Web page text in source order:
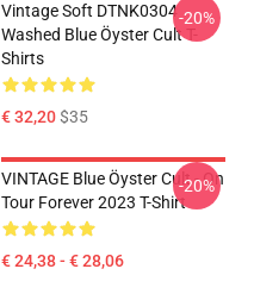
Vintage Soft DTNK0304
Washed Blue Öyster Cult T-
Shirts
€ 32,20$35
-20%
VINTAGE Blue Öyster Cult - On
Tour Forever 2023 T-Shirt
€ 24,38 - € 28,06
-20%